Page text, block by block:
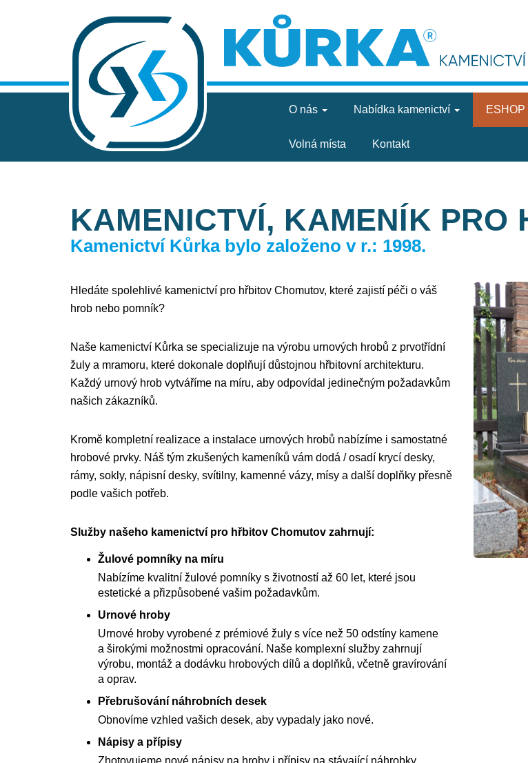
O nás Nabídka kamenictví ESHOP
Volná místa Kontakt
KAMENICTVÍ, KAMENÍK PRO
Kamenictví Kůrka bylo založeno v r.: 1998.
Hledáte spolehlivé kamenictví pro hřbitov Chomutov, které zajistí péči o váš
hrob nebo pomník?
Naše kamenictví Kůrka se specializuje na výrobu urnových hrobů z prvotřídní
žuly a mramoru, které dokonale doplňují důstojnou hřbitovní architekturu.
Každý urnový hrob vytváříme na míru, aby odpovídal jedinečným požadavkům
našich zákazníků.
Kromě kompletní realizace a instalace urnových hrobů nabízíme i samostatné
hrobové prvky. Náš tým zkušených kameníků vám dodá / osadí krycí desky,
rámy, sokly, nápisní desky, svítilny, kamenné vázy, mísy a další doplňky přesně
podle vašich potřeb.
Služby našeho kamenictví pro hřbitov Chomutov zahrnují:
Žulové pomníky na míru
Nabízíme kvalitní žulové pomníky s životností až 60 let, které jsou
estetické a přizpůsobené vašim požadavkům.
Urnové hroby
Urnové hroby vyrobené z prémiové žuly s více než 50 odstíny kamene
a širokými možnostmi opracování. Naše komplexní služby zahrnují
výrobu, montáž a dodávku hrobových dílů a doplňků, včetně gravírování
a oprav.
Přebrušování náhrobních desek
Obnovíme vzhled vašich desek, aby vypadaly jako nové.
Nápisy a přípisy
Zhotovujeme nové nápisy na hroby i přípisy na stávající náhrobky.